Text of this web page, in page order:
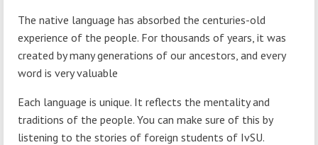
The native language has absorbed the centuries-old
experience of the people. For thousands of years, it was
created by many generations of our ancestors, and every
word is very valuable
Each language is unique. It reflects the mentality and
traditions of the people. You can make sure of this by
listening to the stories of foreign students of IvSU.